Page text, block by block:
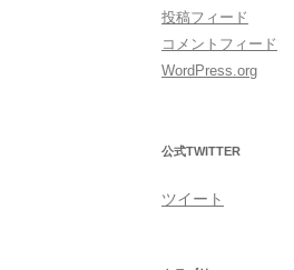
投稿フィード
コメントフィード
WordPress.org
公式TWITTER
ツイート